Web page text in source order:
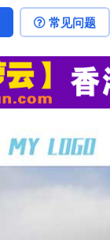
常见问题